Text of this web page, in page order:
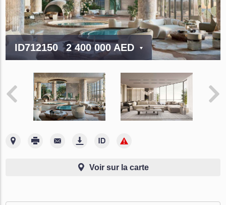
ID712150 2 400 000 AED
Voir sur la carte